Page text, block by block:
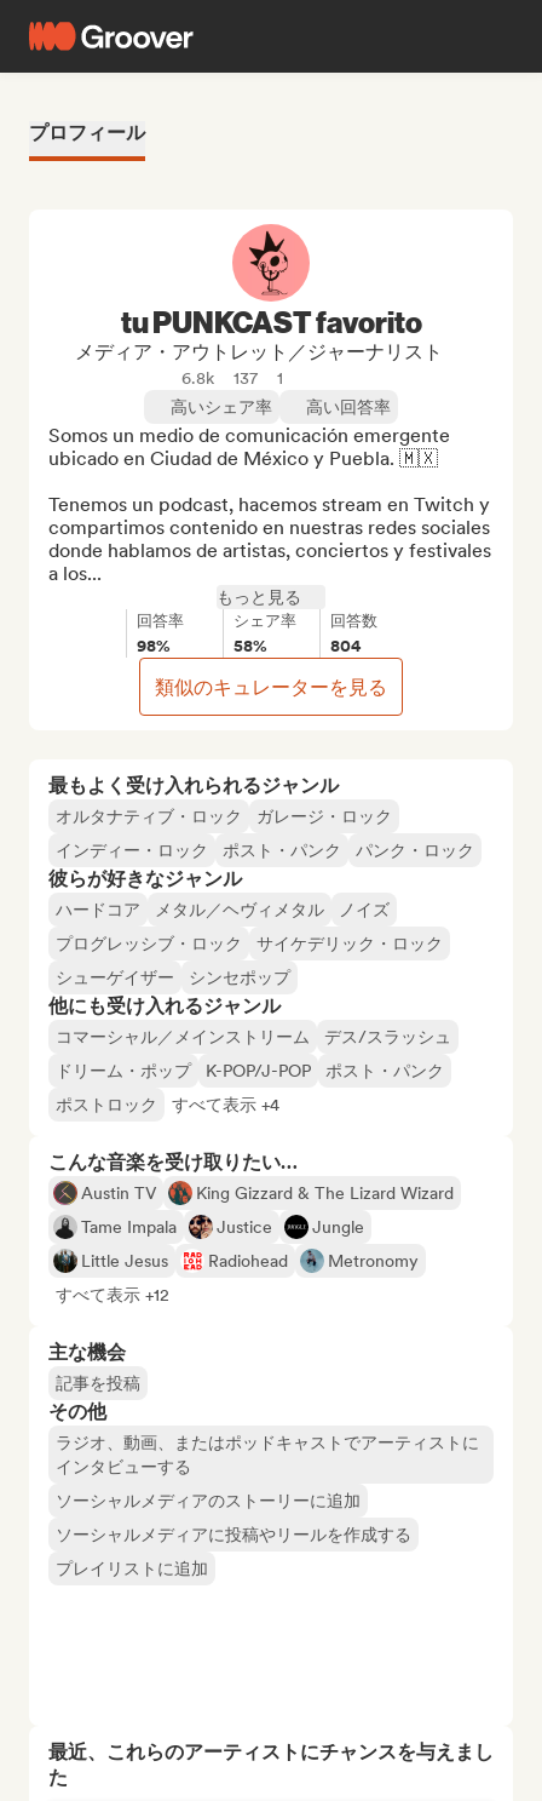
プロフィール
最もよく受け入れられるジャンル
オルタナティブ・ロック
ガレージ・ロック
インディー・ロック
ポスト・パンク パンク・ロック
彼らが好きなジャンル
ハードコア メタル／ヘヴィメタル
ノイズ
プログレッシブ・ロック
サイケデリック・ロック
シューゲイザー
シンセポップ
他にも受け入れるジャンル
コマーシャル／メインストリーム
デス/スラッシュ
ドリーム・ポップ
K-POP/J-POP
ポスト・パンク
ポストロック
すべて表示 +4
こんな音楽を受け取りたい…
Austin TV
King Gizzard & The Lizard Wizard
Tame Impala
Justice
Jungle
Little Jesus
Radiohead
Metronomy
すべて表示 +12
主な機会
記事を投稿
その他
ラジオ、動画、またはポッドキャストでアーティストに
インタビューする
ソーシャルメディアのストーリーに追加
ソーシャルメディアに投稿やリールを作成する
プレイリストに追加
最近、これらのアーティストにチャンスを与えまし
た
tu PUNKCAST favorito
メディア・アウトレット／ジャーナリスト
6.8k 137
1
高いシェア率
高い回答率
Somos un medio de comunicación emergente
ubicado en Ciudad de México y Puebla. 🇲🇽
Tenemos un podcast, hacemos stream en Twitch y
compartimos contenido en nuestras redes sociales
donde hablamos de artistas, conciertos y festivales
a los...
もっと見る
回答率
98%
シェア率
58%
回答数
804
類似のキュレーターを見る